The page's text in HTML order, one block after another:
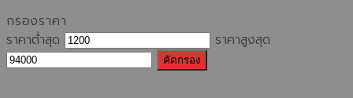
กรองราคา
ราคาต่ำสุด
ราคาสูงสุด
คัดกรอง